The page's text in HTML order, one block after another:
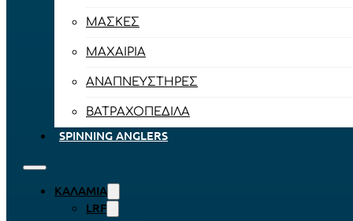
ΜΆΣΚΕΣ
ΜΑΧΑΊΡΙΑ
ΑΝΑΠΝΕΥΣΤΉΡΕΣ
ΒΑΤΡΑΧΟΠΈΔΙΛΑ
SPINNING ANGLERS
ΚΑΛΆΜΙΑ
LRF